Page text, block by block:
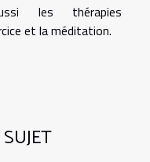
les thérapies
et la méditation.